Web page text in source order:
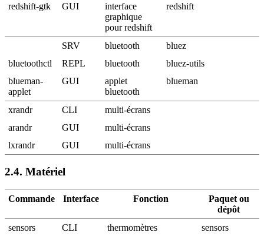
redshift-gtk
GUI
interface
graphique
pour redshift
redshift
SRV bluetooth
bluez
bluetoothctl
REPL bluetooth
bluez-utils
blueman-
applet
GUI
applet
bluetooth
blueman
xrandr CLI
multi-écrans
arandr
GUI
multi-écrans
lxrandr
GUI multi-écrans
2.4. Matériel
Commande Interface Fonction
Paquet ou
dépôt
sensors
CLI thermomètres
sensors